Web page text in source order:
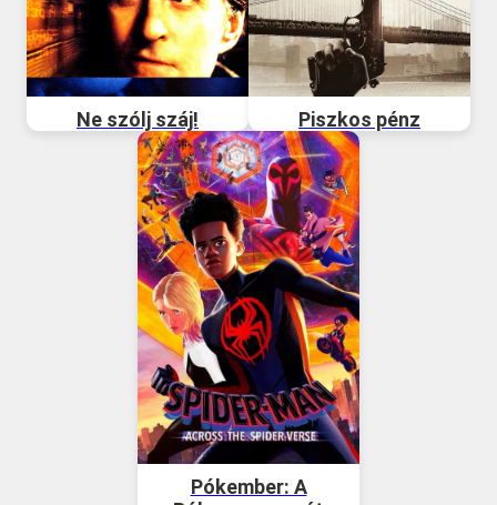
Ne szólj száj! Piszkos pénz
Pókember: A